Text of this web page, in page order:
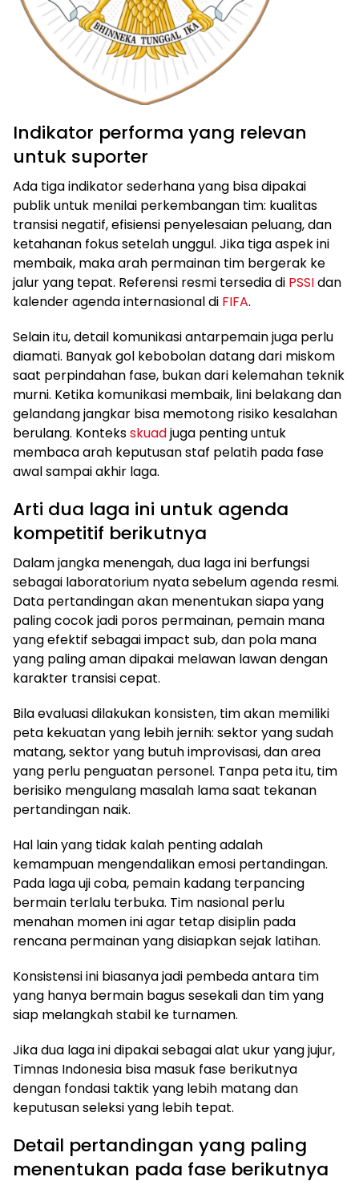
Indikator performa yang relevan
untuk suporter
Ada tiga indikator sederhana yang bisa dipakai
publik untuk menilai perkembangan tim: kualitas
transisi negatif, efisiensi penyelesaian peluang, dan
ketahanan fokus setelah unggul. Jika tiga aspek ini
membaik, maka arah permainan tim bergerak ke
jalur yang tepat. Referensi resmi tersedia di PSSIdan
kalender agenda internasional di FIFA.
Selain itu, detail komunikasi antarpemain juga perlu
diamati. Banyak gol kebobolan datang dari miskom
saat perpindahan fase, bukan dari kelemahan teknik
murni. Ketika komunikasi membaik, lini belakang dan
gelandang jangkar bisa memotong risiko kesalahan
berulang. Konteksskuadjuga penting untuk
membaca arah keputusan staf pelatih pada fase
awal sampai akhir laga.
Arti dua laga ini untuk agenda
kompetitif berikutnya
Dalam jangka menengah, dua laga ini berfungsi
sebagai laboratorium nyata sebelum agenda resmi.
Data pertandingan akan menentukan siapa yang
paling cocok jadi poros permainan, pemain mana
yang efektif sebagai impact sub, dan pola mana
yang paling aman dipakai melawan lawan dengan
karakter transisi cepat.
Bila evaluasi dilakukan konsisten, tim akan memiliki
peta kekuatan yang lebih jernih: sektor yang sudah
matang, sektor yang butuh improvisasi, dan area
yang perlu penguatan personel. Tanpa peta itu, tim
berisiko mengulang masalah lama saat tekanan
pertandingan naik.
Hal lain yang tidak kalah penting adalah
kemampuan mengendalikan emosi pertandingan.
Pada laga uji coba, pemain kadang terpancing
bermain terlalu terbuka. Tim nasional perlu
menahan momen ini agar tetap disiplin pada
rencana permainan yang disiapkan sejak latihan.
Konsistensi ini biasanya jadi pembeda antara tim
yang hanya bermain bagus sesekali dan tim yang
siap melangkah stabil ke turnamen.
Jika dua laga ini dipakai sebagai alat ukur yang jujur,
Timnas Indonesia bisa masuk fase berikutnya
dengan fondasi taktik yang lebih matang dan
keputusan seleksi yang lebih tepat.
Detail pertandingan yang paling
menentukan pada fase berikutnya